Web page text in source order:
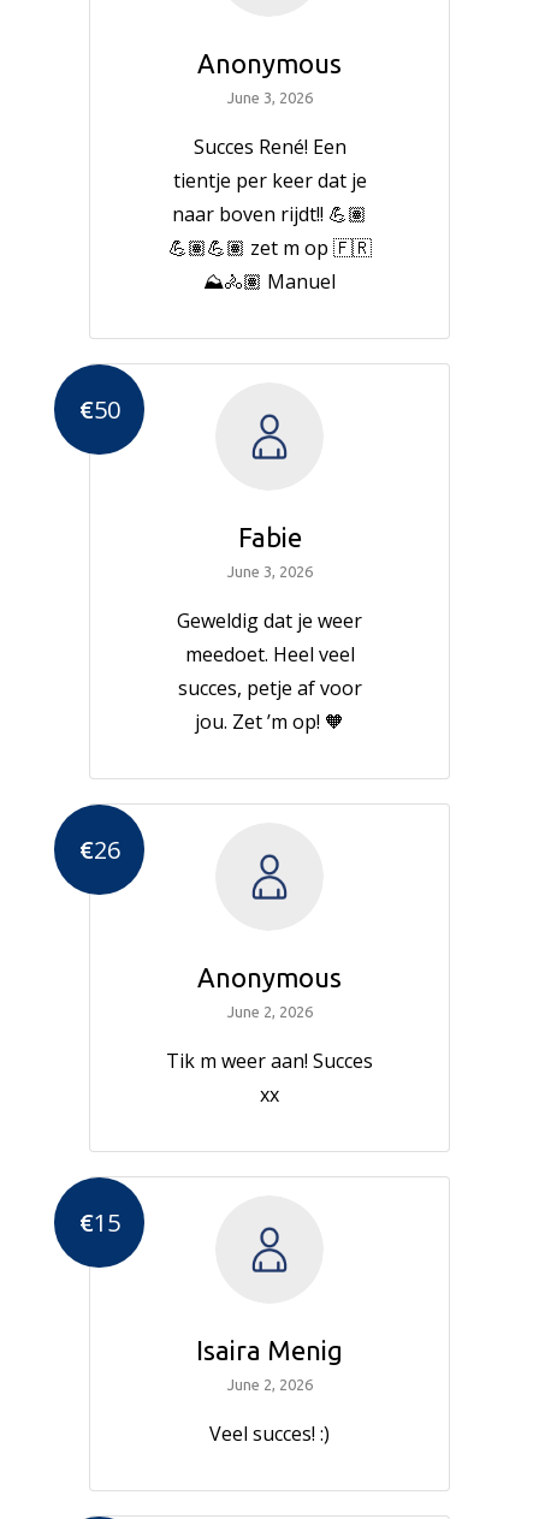
Anonymous
June 3, 2026
Succes René! Een
tientje per keer dat je
naar boven rijdt!! 💪🏽
💪🏽💪🏽 zet m op 🇫🇷
⛰️🚴🏽 Manuel
€50
Fabie
June 3, 2026
Geweldig dat je weer
meedoet. Heel veel
succes, petje af voor
jou. Zet ’m op! 🧡
€26
Anonymous
June 2, 2026
Tik m weer aan! Succes
xx
€15
Isaira Menig
June 2, 2026
Veel succes! :)